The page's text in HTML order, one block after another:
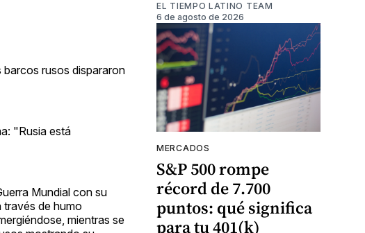
rusos dispararon
"Rusia está
Mundial con su
través de humo
mientras se
EL TIEMPO LATINO TEAM
6 de agosto de 2026
MERCADOS
S&P 500 rompe
récord de 7.700
puntos: qué significa
para tu 401(k)